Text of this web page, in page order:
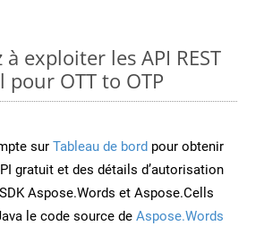
exploiter les API REST
pour OTT to OTP
sur Tableau de bord pour obtenir
gratuit et des détails d’autorisation
Aspose.Words et Aspose.Cells
le code source de Aspose.Words